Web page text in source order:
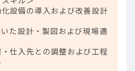
化設備の導入および改善設計
いた設計・製図および現場適
・仕入先との調整および工程